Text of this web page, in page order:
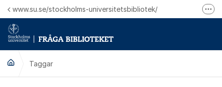
Hoppa till innehåll
www.su.se/stockholms-universitetsbibliotek/
Taggar